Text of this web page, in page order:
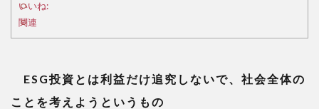
い
で、
考え
いいね:
関連
ESG投資とは利益だけ追究しないで、社会全体の
ことを考えようというもの